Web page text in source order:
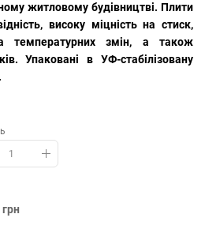
житловому будівництві. Плити
високу міцність на стиск,
температурних змін, а також
Упаковані в УФ-стабілізовану